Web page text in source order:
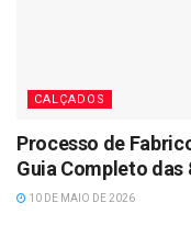
CALÇADOS
Processo de
Guia Completo das
Industriais
10 DE MAIO DE 2026